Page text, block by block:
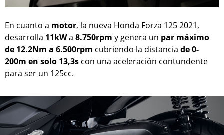
En cuanto a motor, la nueva Honda Forza 125 2021,
desarrolla 11kWa 8.750rpm y genera un par máximo
de 12.2Nm a 6.500rpm cubriendo la distancia de 0-
200m en solo 13,3s con una aceleración contundente
para ser un 125cc.